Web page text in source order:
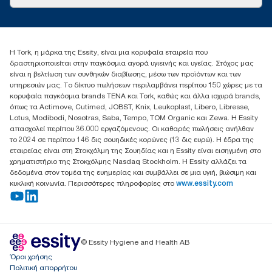
+302102705722
17th klm.National Road Athens-Lamia &2 Kalamatas
14564 N.Kifissia, Athens-Greece
Mob: +306932474930 (για Ελλάδα & Κύπρο)
Η Tork, η μάρκα της Essity, είναι μια κορυφαία εταιρεία που
δραστηριοποιείται στην παγκόσμια αγορά υγιεινής και υγείας. Στόχος μας
είναι η βελτίωση των συνθηκών διαβίωσης, μέσω των προϊόντων και των
υπηρεσιών μας. Το δίκτυο πωλήσεων περιλαμβάνει περίπου 150 χώρες με τα
κορυφαία παγκόσμια brands TENA και Tork, καθώς και άλλα ισχυρά brands,
όπως τα Actimove, Cutimed, JOBST, Knix, Leukoplast, Libero, Libresse,
Lotus, Modibodi, Nosotras, Saba, Tempo, TOM Organic και Zewa. Η Essity
απασχολεί περίπου 36.000 εργαζόμενους. Οι καθαρές πωλήσεις ανήλθαν
το 2024 σε περίπου 146 δις σουηδικές κορώνες (13 δις ευρώ). Η έδρα της
εταιρείας είναι στη Στοκχόλμη της Σουηδίας και η Essity είναι εισηγμένη στο
χρηματιστήριο της Στοκχόλμης Nasdaq Stockholm. Η Essity αλλάζει τα
δεδομένα στον τομέα της ευημερίας και συμβάλλει σε μια υγιή, βιώσιμη και
κυκλική κοινωνία. Περισσότερες πληροφορίες στο www.essity.com
© Essity Hygiene and Health AB
Όροι χρήσης
Πολιτική απορρήτου